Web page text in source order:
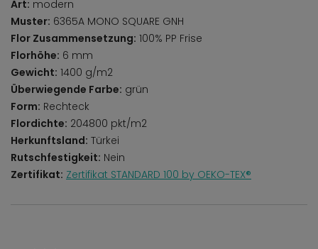
Art: modern
Muster: 6365A MONO SQUARE GNH
Flor Zusammensetzung: 100% PP Frise
Florhöhe: 6 mm
Gewicht: 1400 g/m2
Überwiegende Farbe: grün
Form: Rechteck
Flordichte: 204800 pkt/m2
Herkunftsland: Türkei
Rutschfestigkeit: Nein
Zertifikat: Zertifikat STANDARD 100 by OEKO-TEX®